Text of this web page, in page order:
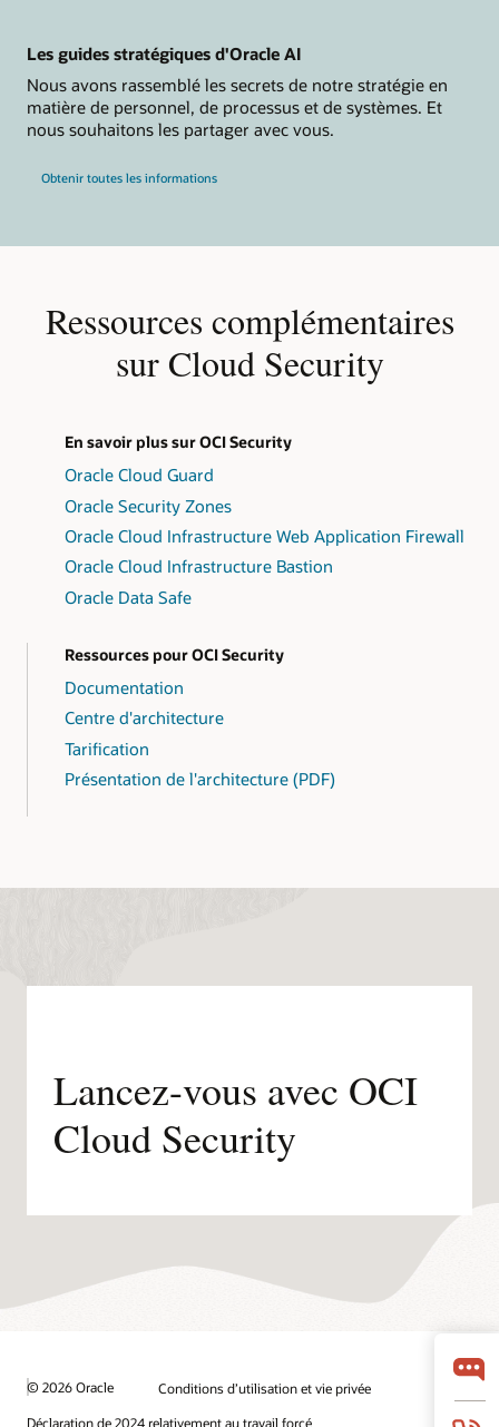
Les guides stratégiques d'Oracle AI
Nous avons rassemblé les secrets de notre stratégie en
matière de personnel, de processus et de systèmes. Et
nous souhaitons les partager avec vous.
Obtenir toutes les informations
Ressources complémentaires
sur Cloud Security
En savoir plus sur OCI Security
Oracle Cloud Guard
Oracle Security Zones
Oracle Cloud Infrastructure Web Application Firewall
Oracle Cloud Infrastructure Bastion
Oracle Data Safe
Ressources pour OCI Security
Documentation
Centre d'architecture
Tarification
Présentation de l'architecture (PDF)
Lancez-vous avec OCI
Cloud Security
© 2026 Oracle
Conditions d’utilisation et vie privée
Déclaration de 2024 relativement au travail forcé